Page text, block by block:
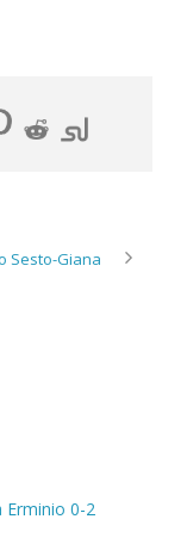
Sesto-Giana
Erminio 0-2